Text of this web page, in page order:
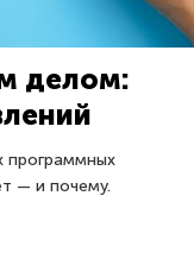
делом:
программных
— и почему.